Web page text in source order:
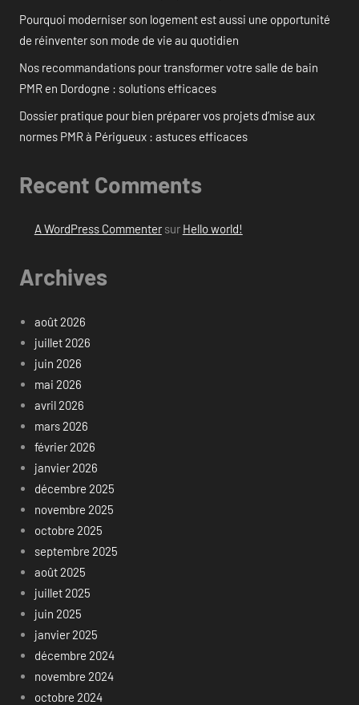
Pourquoi moderniser son logement est aussi une opportunité
de réinventer son mode de vie au quotidien
Nos recommandations pour transformer votre salle de bain
PMR en Dordogne : solutions efficaces
Dossier pratique pour bien préparer vos projets d’mise aux
normes PMR à Périgueux : astuces efficaces
Recent Comments
A WordPress Commentersur Hello world!
Archives
août 2026
juillet 2026
juin 2026
mai 2026
avril 2026
mars 2026
février 2026
janvier 2026
décembre 2025
novembre 2025
octobre 2025
septembre 2025
août 2025
juillet 2025
juin 2025
janvier 2025
décembre 2024
novembre 2024
octobre 2024